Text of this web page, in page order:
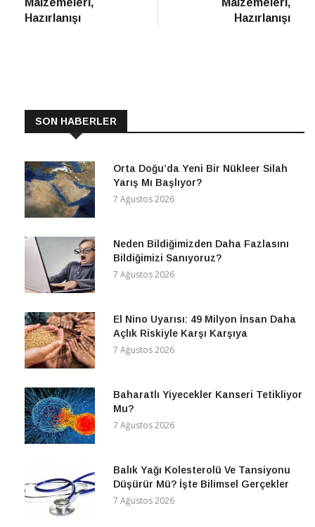
Malzemeleri,
Hazırlanışı
Malzemeleri,
Hazırlanışı
SON HABERLER
Orta Doğu’da Yeni Bir Nükleer Silah
Yarış Mı Başlıyor?
7 Ağustos 2026
Neden Bildiğimizden Daha Fazlasını
Bildiğimizi Sanıyoruz?
7 Ağustos 2026
El Nino Uyarısı: 49 Milyon İnsan Daha
Açlık Riskiyle Karşı Karşıya
7 Ağustos 2026
Baharatlı Yiyecekler Kanseri Tetikliyor
Mu?
7 Ağustos 2026
Balık Yağı Kolesterolü Ve Tansiyonu
Düşürür Mü? İşte Bilimsel Gerçekler
7 Ağustos 2026